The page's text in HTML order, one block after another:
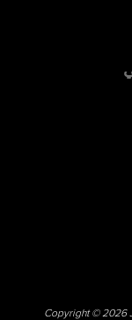
Copyright © 2026